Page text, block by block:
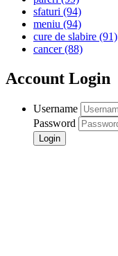
sfaturi (94)
meniu (94)
cure de slabire (91)
cancer(88)
Account Login
Username
Password